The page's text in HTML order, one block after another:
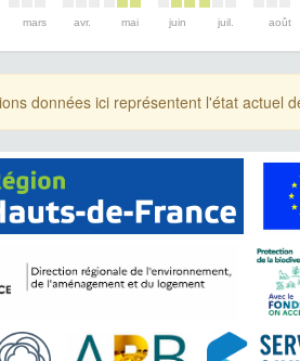
mars avr. mai juin juil. août
données ici représentent l'état actuel